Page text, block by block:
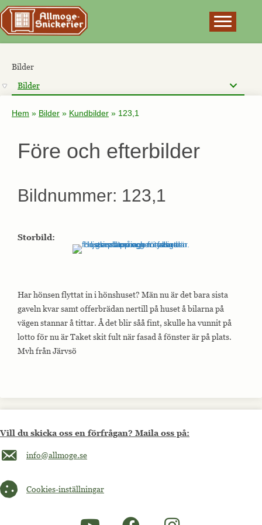
Bilder
Bilder
Hem » Bilder » Kundbilder » 123,1
Före och efterbilder
Bildnummer: 123,1
Storbild:
Har hönsen flyttat in i hönshuset? Män nu är det bara sista
gaveln kvar samt offerbrädan nertill på huset å bilarna på
vägen stannar å tittar. Å det blir såå fint, skulle ha vunnit på
lotto för nu är Taket skit fult när fasad å fönster är på plats.
Mvh från Järvsö
Vill du skicka oss en förfrågan? Maila oss på:
Maila oss på info@allmoge.se
info@allmoge.se
Cookies-inställningar
Cookies-inställningar